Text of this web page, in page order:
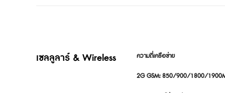
เซลลูลาร์ & Wireless ความถี่เครือข่าย
2G GSM: 850/900/1800/